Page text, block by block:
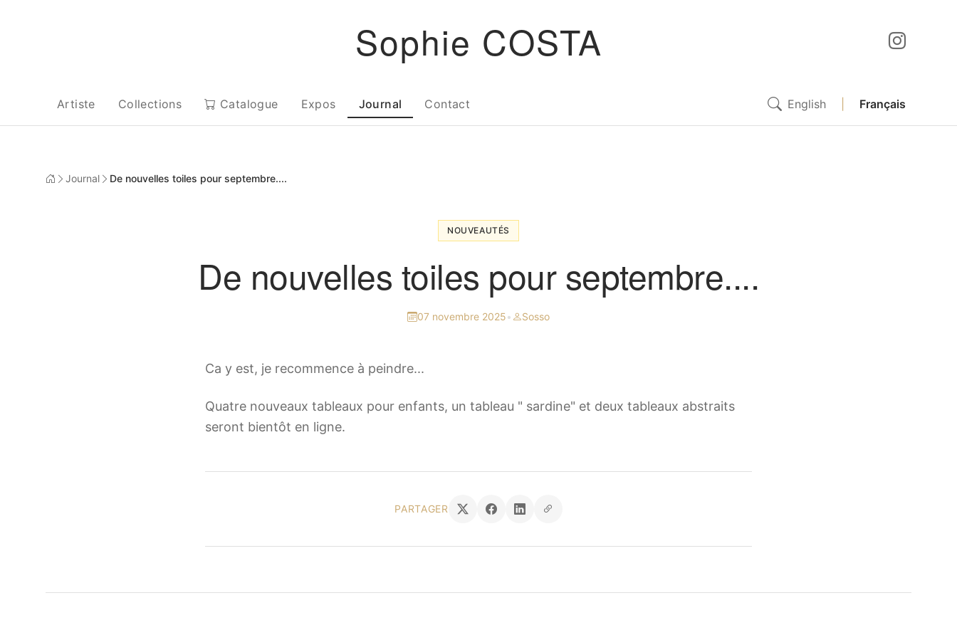
Sophie COSTA
Artiste Collections Catalogue Expos Journal Contact English Français
Journal De nouvelles toiles pour septembre....
NOUVEAUTÉS
De nouvelles toiles pour septembre....
07 novembre 2025• Sosso
Ca y est, je recommence à peindre...
Quatre nouveaux tableaux pour enfants, un tableau " sardine" et deux tableaux abstraits
seront bientôt en ligne.
PARTAGER